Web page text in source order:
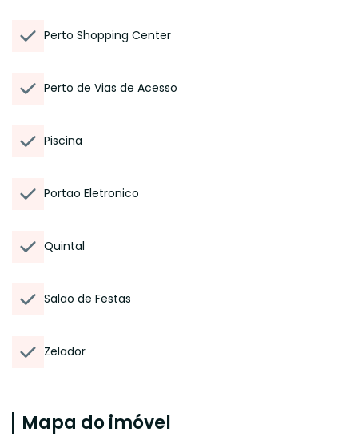
Perto Shopping Center
Perto de Vias de Acesso
Piscina
Portao Eletronico
Quintal
Salao de Festas
Zelador
Mapa do imóvel